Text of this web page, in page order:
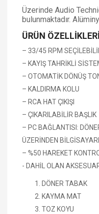
Üzerinde Audio
bulunmaktadır.
ÜRÜN ÖZELLİKLERİ
– 33/45 RPM
– KAYIŞ TAHRİKLİ
– OTOMATİK DÖNÜŞ
– KALDIRMA KOLU
– RCA HAT ÇIKIŞI
– ÇIKARILABİLİR BAŞLIK
– PC BAĞLANTISI:
ÜZERİNDEN
– %50 HAREKET
- DAHİL OLAN
DÖNER TABAK
KAYMA MAT
TOZ KOYU